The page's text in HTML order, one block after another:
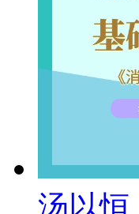
汤以恒